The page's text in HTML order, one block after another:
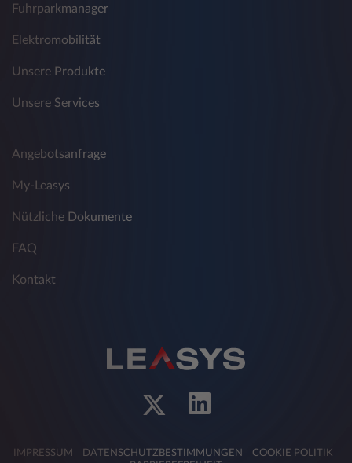
Fuhrparkmanager
Elektromobilität
Unsere Produkte
Unsere Services
Angebotsanfrage
My-Leasys
Nützliche Dokumente
FAQ
Kontakt
IMPRESSUM DATENSCHUTZBESTIMMUNGEN
COOKIE POLITIK